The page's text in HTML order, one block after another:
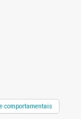
comportamentais